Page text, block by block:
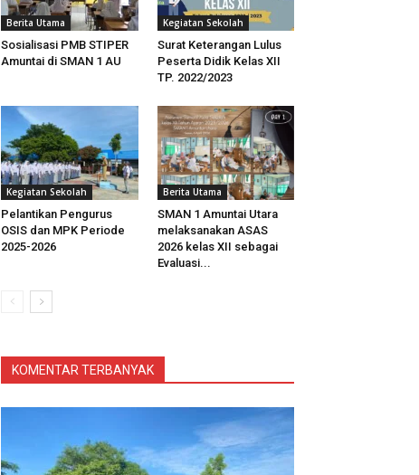
Berita Utama
Sosialisasi PMB STIPER
Amuntai di SMAN 1 AU
Kegiatan Sekolah
Surat Keterangan Lulus
Peserta Didik Kelas XII
TP. 2022/2023
Kegiatan Sekolah
Pelantikan Pengurus
OSIS dan MPK Periode
2025-2026
Berita Utama
SMAN 1 Amuntai Utara
melaksanakan ASAS
2026 kelas XII sebagai
Evaluasi...
KOMENTAR TERBANYAK